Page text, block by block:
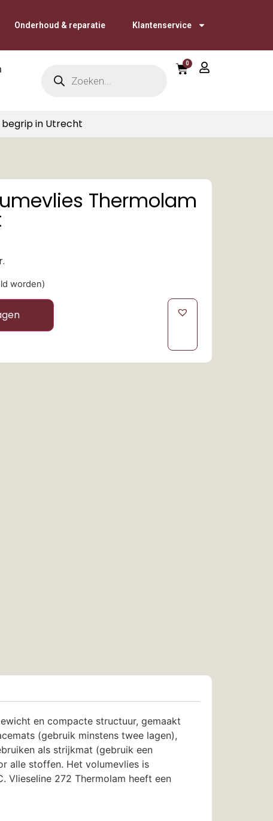
Onderhoud & reparatie Klantenservice
0
begrip in Utrecht
Thermolam
worden)
en compacte structuur, gemaakt
(gebruik minstens twee lagen),
als strijkmat (gebruik een
alle stoffen. Het volumevlies is
Vlieseline 272 Thermolam heeft een